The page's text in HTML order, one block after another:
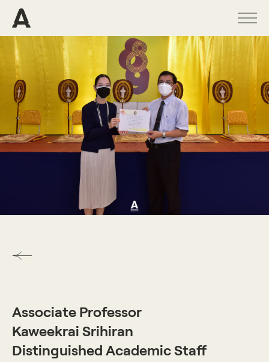
PROGRAMS
PROJECTS
PUBLICATIONS
Associate Professor
Kaweekrai Srihiran
Distinguished Academic Staff